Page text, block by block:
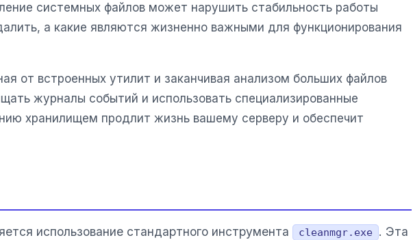
системных файлов может нарушить стабильность работы
а какие являются жизненно важными для функционирования
от встроенных утилит и заканчивая анализом больших файлов
журналы событий и использовать специализированные
хранилищем продлит жизнь вашему серверу и обеспечит
использование стандартного инструмента cleanmgr.exe . Эта